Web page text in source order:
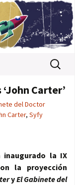
Buscar:
Carter’
del Doctor
Carter, Syfy
inaugurado la IX
la proyección
yEl Gabinete del